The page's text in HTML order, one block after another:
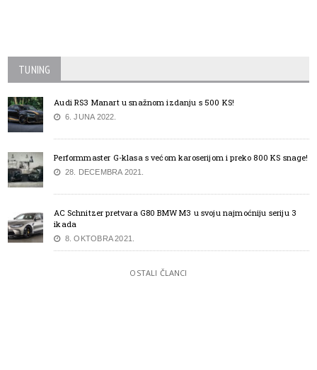
TUNING
Audi RS3 Manart u snažnom izdanju s 500 KS!
6. JUNA 2022.
Performmaster G-klasa s većom karoserijom i preko 800 KS snage!
28. DECEMBRA 2021.
AC Schnitzer pretvara G80 BMW M3 u svoju najmoćniju seriju 3
ikada
8. OKTOBRA 2021.
OSTALI ČLANCI